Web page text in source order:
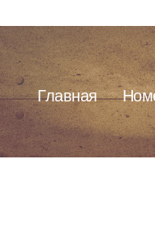
Главная